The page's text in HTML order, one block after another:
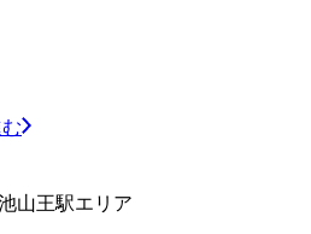
山王駅エリア